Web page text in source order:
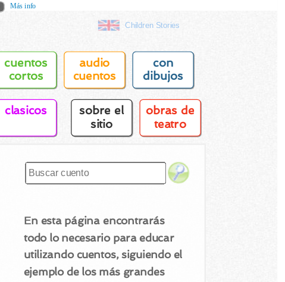
Children Stories
cuentos
cortos
audio
cuentos
con
dibujos
clasicos sobre el
sitio
obras de
teatro
En esta página encontrarás
todo lo necesario para educar
utilizando cuentos, siguiendo el
ejemplo de los más grandes
Más info